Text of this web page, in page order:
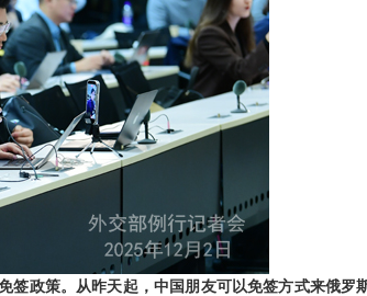
签政策。从昨天起，中国朋友可以免签方式来俄罗